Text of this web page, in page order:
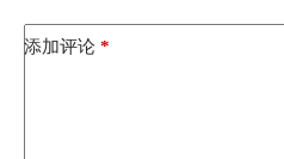
添加评论 *